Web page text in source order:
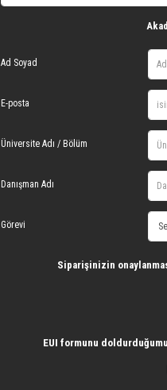
Ad Soyad
E-posta
Üniversite Adı / Bölüm
Danışman Adı
Görevi
Siparişinizin
EUI formunu